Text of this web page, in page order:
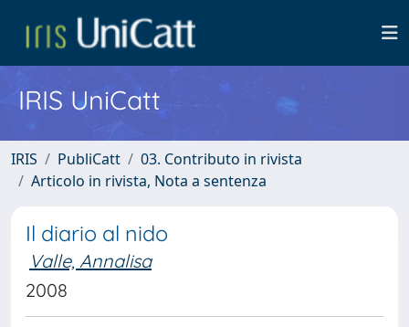
IRIS UniCatt
IRIS PubliCatt
03. Contributo in rivista
Articolo in rivista, Nota a sentenza
Il diario al nido
Valle, Annalisa
2008